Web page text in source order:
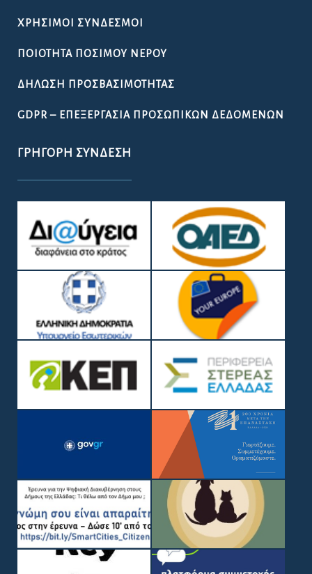
ΧΡΉΣΙΜΟΙ ΣΎΝΔΕΣΜΟΙ
ΠΟΙΌΤΗΤΑ ΠΌΣΙΜΟΥ ΝΕΡΟΎ
ΔΉΛΩΣΗ ΠΡΟΣΒΑΣΙΜΌΤΗΤΑΣ
GDPR – ΕΠΕΞΕΡΓΑΣΙΑ ΠΡΟΣΩΠΙΚΩΝ ΔΕΔΟΜΕΝΩΝ
ΓΡΉΓΟΡΗ ΣΎΝΔΕΣΗ